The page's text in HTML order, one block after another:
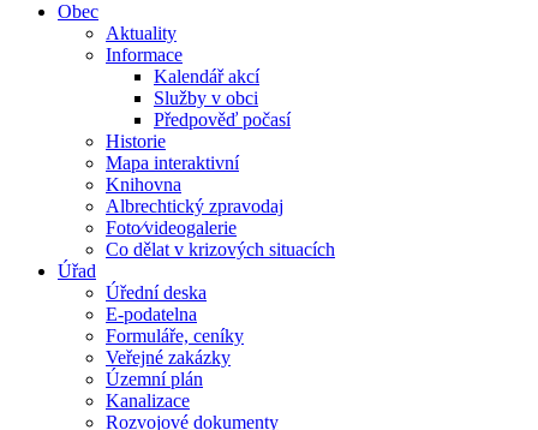
Obec
Aktuality
Informace
Kalendář akcí
Služby v obci
Předpověď počasí
Historie
Mapa interaktivní
Knihovna
Albrechtický zpravodaj
Foto⁄videogalerie
Co dělat v krizových situacích
Úřad
Úřední deska
E-podatelna
Formuláře, ceníky
Veřejné zakázky
Územní plán
Kanalizace
Rozvojové dokumenty